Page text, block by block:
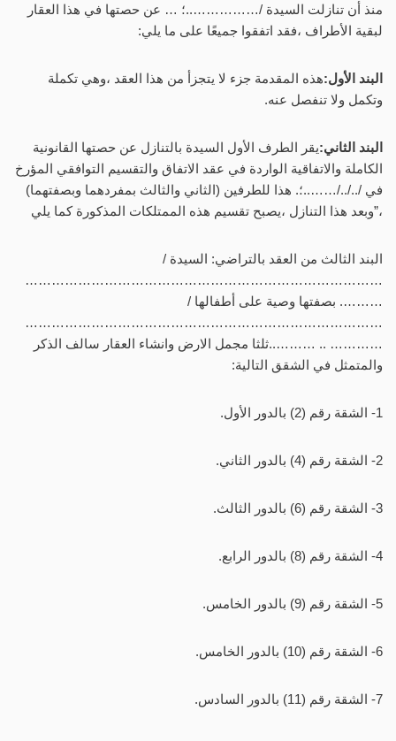
منذ أن تنازلت السيدة /……………..؛ … عن حصتها في هذا العقار
لبقية الأطراف ،فقد اتفقوا جميعًا على ما يلي:
البند الأول:هذه المقدمة جزء لا يتجزأ من هذا العقد ،وهي تكملة
وتكمل ولا تنفصل عنه.
البند الثاني:يقر الطرف الأول السيدة بالتنازل عن حصتها القانونية
الكاملة والاتفاقية الواردة في عقد الاتفاق والتقسيم التوافقي المؤرخ
في /../../……..؛. هذا للطرفين (الثاني والثالث بمفردهما وبصفتهما)
،”وبعد هذا التنازل ،يصبح تقسيم هذه الممتلكات المذكورة كما يلي
البند الثالث من العقد بالتراضي: السيدة /
………………………………………………………………………
………. بصفتها وصية على أطفالها /
………………………………………………………………………
………… .. ………..ثلثا مجمل الارض وانشاء العقار سالف الذكر
والمتمثل في الشقق التالية:
1- الشقة رقم (2) بالدور الأول.
2- الشقة رقم (4) بالدور الثاني.
3- الشقة رقم (6) بالدور الثالث.
4- الشقة رقم (8) بالدور الرابع.
5- الشقة رقم (9) بالدور الخامس.
6- الشقة رقم (10) بالدور الخامس.
7- الشقة رقم (11) بالدور السادس.